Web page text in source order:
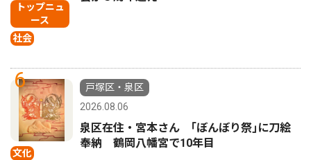
トップニュ
ース
社会
6
文化
戸塚区・泉区
2026.08.06
泉区在住・宮本さん ｢ぼんぼり祭｣に刀絵
奉納 鶴岡八幡宮で10年目